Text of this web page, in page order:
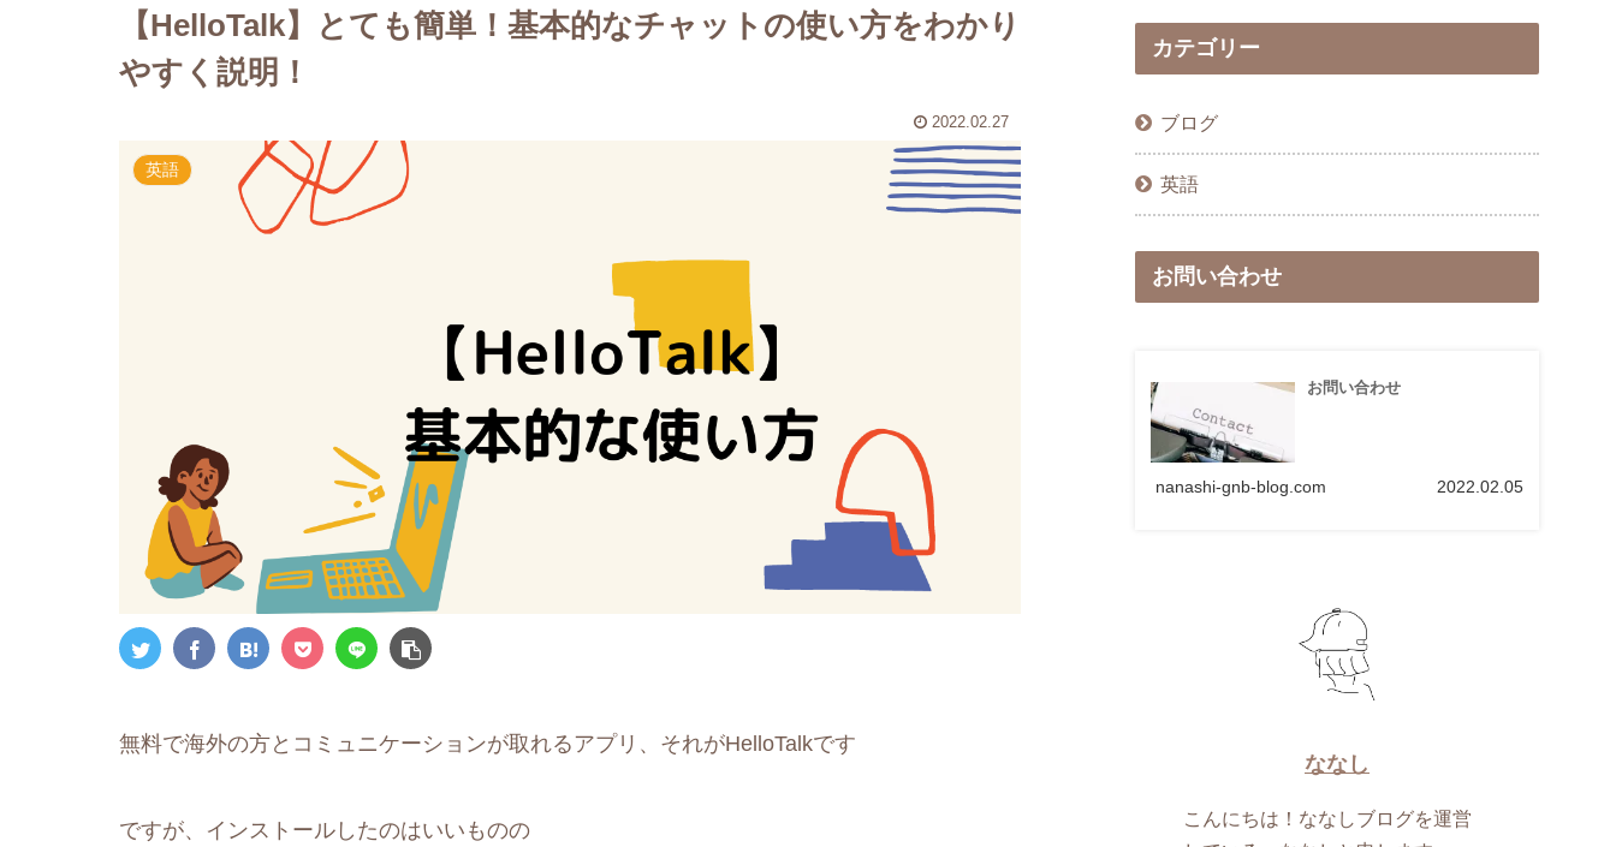
【HelloTalk】とても簡単！基本的なチャットの使い方をわかり
やすく説明！
2022.02.27
英語
無料で海外の方とコミュニケーションが取れるアプリ、それがHelloTalkです
ですが、インストールしたのはいいものの
カテゴリー
ブログ
英語
お問い合わせ
お問い合わせ
nanashi-gnb-blog.com 2022.02.05
ななし
こんにちは！ななしブログを運営